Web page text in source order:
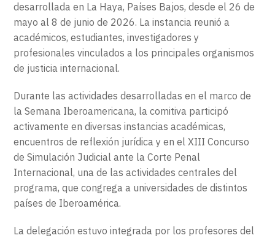
desarrollada en La Haya, Países Bajos, desde el 26 de
mayo al 8 de junio de 2026. La instancia reunió a
académicos, estudiantes, investigadores y
profesionales vinculados a los principales organismos
de justicia internacional.
Durante las actividades desarrolladas en el marco de
la Semana Iberoamericana, la comitiva participó
activamente en diversas instancias académicas,
encuentros de reflexión jurídica y en el XIII Concurso
de Simulación Judicial ante la Corte Penal
Internacional, una de las actividades centrales del
programa, que congrega a universidades de distintos
países de Iberoamérica.
La delegación estuvo integrada por los profesores del